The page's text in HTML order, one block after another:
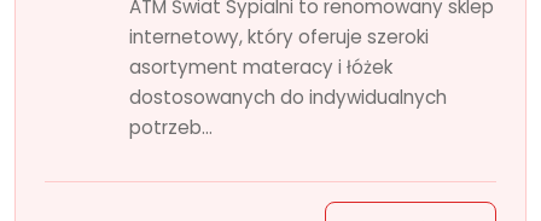
ATM Świat Sypialni to renomowany sklep
internetowy, który oferuje szeroki
asortyment materacy i łóżek
dostosowanych do indywidualnych
potrzeb...